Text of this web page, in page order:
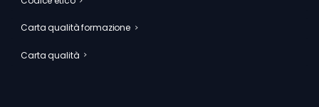
Carta qualità formazione
Carta qualità